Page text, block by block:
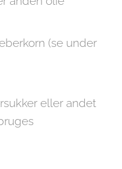
(se under
eller andet